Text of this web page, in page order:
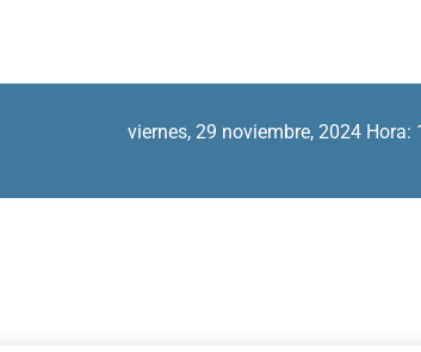
viernes, 29 noviembre, 2024 Hora: